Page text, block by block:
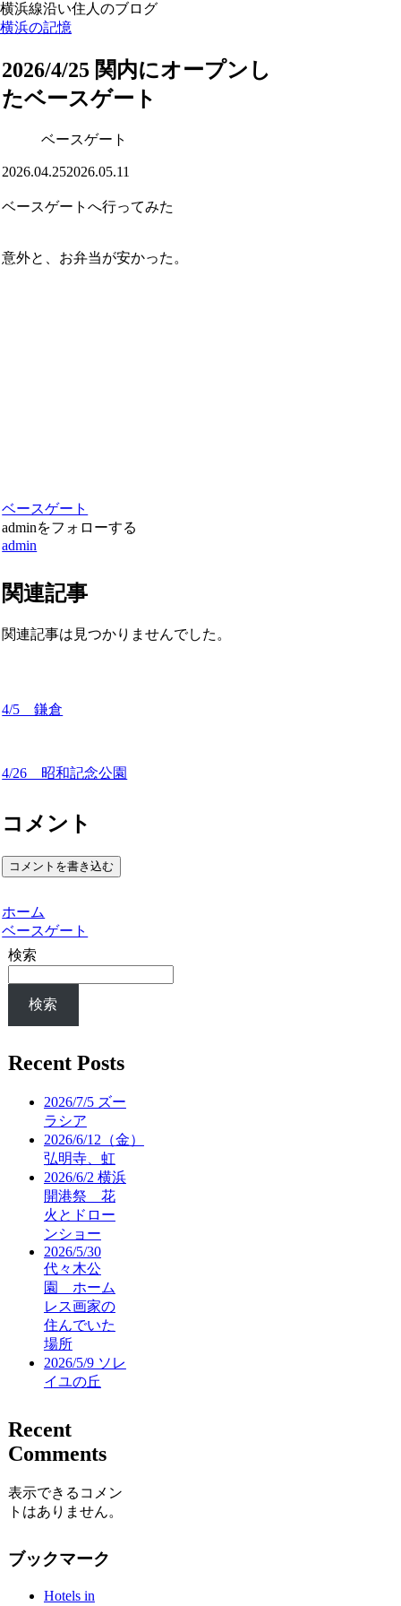
横浜線沿い住人のブログ
横浜の記憶
2026/4/25 関内にオープンし
たベースゲート
ベースゲート
2026.04.252026.05.11
ベースゲートへ行ってみた
意外と、お弁当が安かった。
ベースゲート
adminをフォローする
admin
関連記事
関連記事は見つかりませんでした。
4/5 鎌倉
4/26 昭和記念公園
コメント
コメントを書き込む
ホーム
ベースゲート
検索
検索
Recent Posts
2026/7/5 ズー
ラシア
2026/6/12（金）
弘明寺、虹
2026/6/2 横浜
開港祭 花
火とドロー
ンショー
2026/5/30
代々木公
園 ホーム
レス画家の
住んでいた
場所
2026/5/9 ソレ
イユの丘
Recent
Comments
表示できるコメン
トはありません。
ブックマーク
Hotels in